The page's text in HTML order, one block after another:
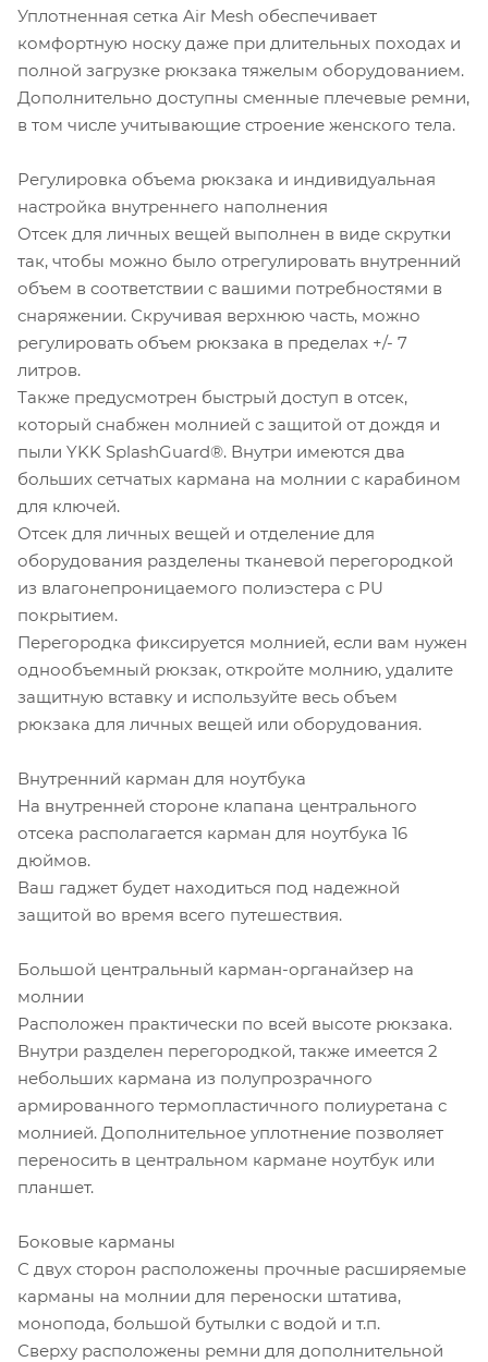
Уплотненная сетка Air Mesh обеспечивает
комфортную носку даже при длительных походах и
полной загрузке рюкзака тяжелым оборудованием.
Дополнительно доступны сменные плечевые ремни,
в том числе учитывающие строение женского тела.
Регулировка объема рюкзака и индивидуальная
настройка внутреннего наполнения
Отсек для личных вещей выполнен в виде скрутки
так, чтобы можно было отрегулировать внутренний
объем в соответствии с вашими потребностями в
снаряжении. Скручивая верхнюю часть, можно
регулировать объем рюкзака в пределах +/- 7
литров.
Также предусмотрен быстрый доступ в отсек,
который снабжен молнией с защитой от дождя и
пыли YKK SplashGuard®. Внутри имеются два
больших сетчатых кармана на молнии с карабином
для ключей.
Отсек для личных вещей и отделение для
оборудования разделены тканевой перегородкой
из влагонепроницаемого полиэстера с PU
покрытием.
Перегородка фиксируется молнией, если вам нужен
однообъемный рюкзак, откройте молнию, удалите
защитную вставку и используйте весь объем
рюкзака для личных вещей или оборудования.
Внутренний карман для ноутбука
На внутренней стороне клапана центрального
отсека располагается карман для ноутбука 16
дюймов.
Ваш гаджет будет находиться под надежной
защитой во время всего путешествия.
Большой центральный карман-органайзер на
молнии
Расположен практически по всей высоте рюкзака.
Внутри разделен перегородкой, также имеется 2
небольших кармана из полупрозрачного
армированного термопластичного полиуретана с
молнией. Дополнительное уплотнение позволяет
переносить в центральном кармане ноутбук или
планшет.
Боковые карманы
С двух сторон расположены прочные расширяемые
карманы на молнии для переноски штатива,
монопода, большой бутылки с водой и т.п.
Сверху расположены ремни для дополнительной